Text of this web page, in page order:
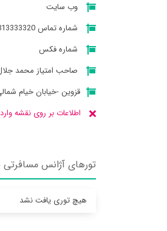
وب سایت
شماره تماس 02813333320
شماره فکس
صاحب امتیاز محمد
قزوین -خیابان خیام
اطلاعات بر روی نقشه
تورهای آژانس مسافرتی
هیچ توری یافت نشد